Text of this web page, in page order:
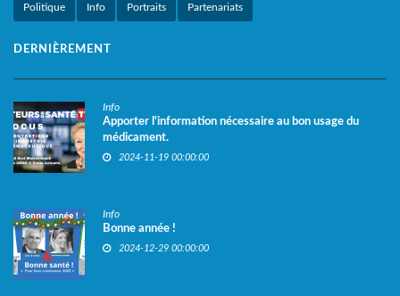
Politique Info Portraits Partenariats
DERNIÈREMENT
Info
Apporter l'information nécessaire au bon usage du
médicament.
2024-11-19 00:00:00
Info
Bonne année !
2024-12-29 00:00:00